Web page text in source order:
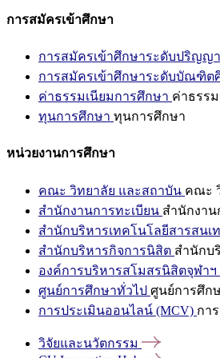
การสมัครเข้าศึกษา
การสมัครเข้าศึกษาระดับปริญ
การสมัครเข้าศึกษาระดับบัณฑิต
ค่าธรรมเนียมการศึกษา ค่าธรร
ทุนการศึกษา ทุนการศึกษา
หน่วยงานการศึกษา
คณะ วิทยาลัย และสถาบัน คณะ
สำนักงานการทะเบียน สำนักงาน
สำนักบริหารเทคโนโลยีสารสนเ
สำนักบริหารกิจการนิสิต สำนักบ
องค์การบริหารสโมสรนิสิตจุฬาฯ
ศูนย์การศึกษาทั่วไป ศูนย์การศึก
การประเมินออนไลน์ (MCV) กา
วิจัยและนวัตกรรม